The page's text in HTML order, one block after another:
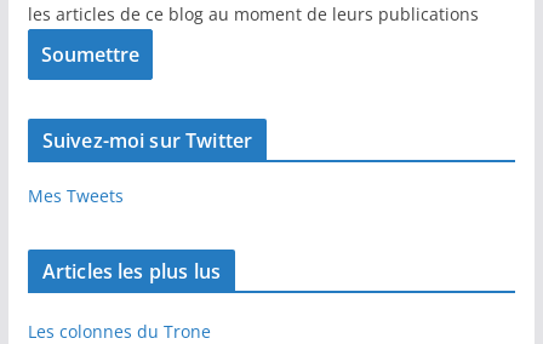
les articles de ce blog au moment de leurs publications
Suivez-moi sur Twitter
Mes Tweets
Articles les plus lus
Les colonnes du Trone